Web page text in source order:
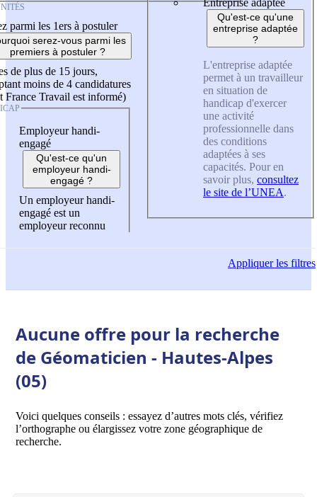
parmi les 1ers à postuler
serez-vous parmi les
premiers à postuler ?
de plus de 15 jours,
moins de 4 candidatures
France Travail est informé)
Employeur handi-
engagé
Qu'est-ce qu'un
employeur handi-
engagé ?
Un employeur handi-
engagé est un
employeur reconnu
Qu'est-ce qu'une
entreprise adaptée
?
L'entreprise adaptée
permet à un travailleur
en situation de
handicap d'exercer
une activité
professionnelle dans
des conditions
adaptées à ses
capacités. Pour en
savoir plus, consultez
le site de l’UNEA.
Appliquerles filtres
Aucune offre pour la recherche
de Géomaticien - Hautes-Alpes
(05)
Voici quelques conseils : essayez d’autres mots clés, vérifiez
l’orthographe ou élargissez votre zone géographique de
recherche.